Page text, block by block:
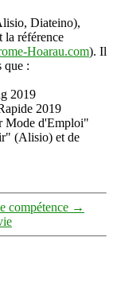
Diateino),
la référence
Hoarau.com). Il
que :
2019
2019
Mode d'Emploi"
(Alisio) et de
compétence →